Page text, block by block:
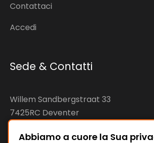
Contattaci
Accedi
Sede & Contatti
Willem Sandbergstraat 33
7425RC Deventer
Abbiamo a cuore la Sua